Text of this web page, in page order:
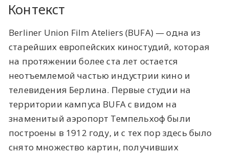
Контекст
Berliner Union Film Ateliers (BUFA) — одна из
старейших европейских киностудий, которая
на протяжении более ста лет остается
неотъемлемой частью индустрии кино и
телевидения Берлина. Первые студии на
территории кампуса BUFA с видом на
знаменитый аэропорт Темпельхоф были
построены в 1912 году, и с тех пор здесь было
снято множество картин, получивших